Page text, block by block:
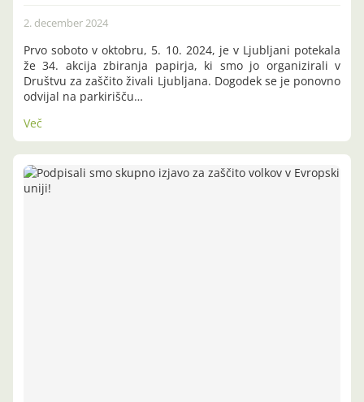
2. december 2024
Prvo soboto v oktobru, 5. 10. 2024, je v Ljubljani potekala
že 34. akcija zbiranja papirja, ki smo jo organizirali v
Društvu za zaščito živali Ljubljana. Dogodek se je ponovno
odvijal na parkirišču…
Več